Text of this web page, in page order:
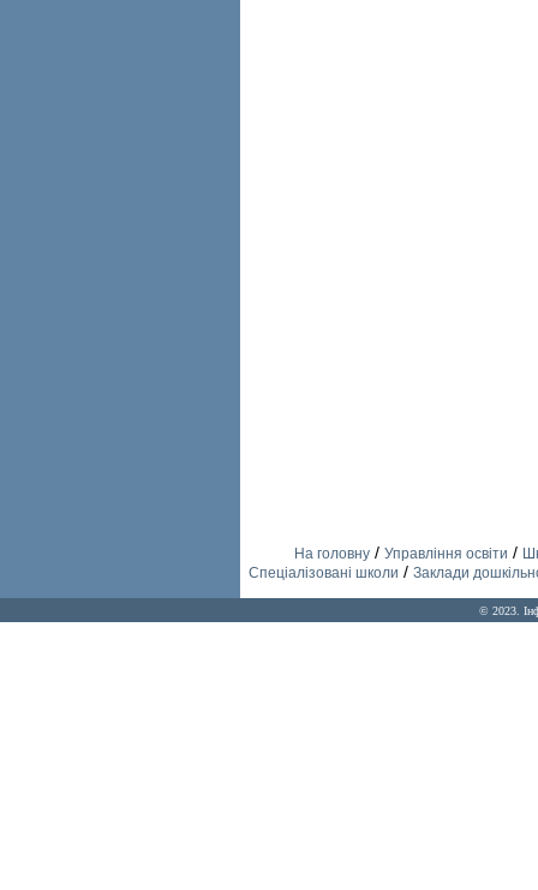
На головну/ Управління освіти /
Спеціалізовані школи / Заклади
© 2023.